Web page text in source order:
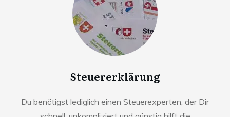
Steuererklärung
Du benötigst lediglich einen Steuerexperten, der Dir